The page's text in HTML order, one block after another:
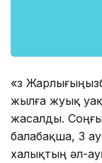
«Өз
жылға жуық
жасалды.
балабақша, 3
халықтың әл-